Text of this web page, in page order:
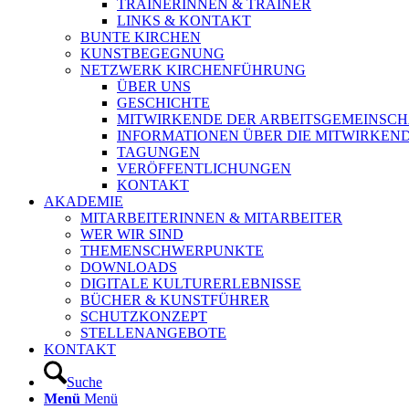
TRAINERINNEN & TRAINER
LINKS & KONTAKT
BUNTE KIRCHEN
KUNSTBEGEGNUNG
NETZWERK KIRCHENFÜHRUNG
ÜBER UNS
GESCHICHTE
MITWIRKENDE DER
INFORMATIONEN ÜBER DIE
TAGUNGEN
VERÖFFENTLICHUNGEN
KONTAKT
AKADEMIE
MITARBEITERINNEN & MITARBEITER
WER WIR SIND
THEMENSCHWERPUNKTE
DOWNLOADS
DIGITALE KULTURERLEBNISSE
BÜCHER & KUNSTFÜHRER
SCHUTZKONZEPT
STELLENANGEBOTE
KONTAKT
Suche
Menü Menü